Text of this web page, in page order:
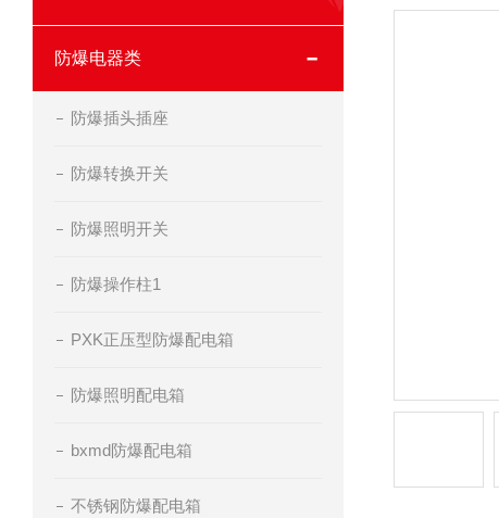
防爆电器类
防爆插头插座
防爆转换开关
防爆照明开关
防爆操作柱1
PXK正压型防爆配电箱
防爆照明配电箱
bxmd防爆配电箱
不锈钢防爆配电箱